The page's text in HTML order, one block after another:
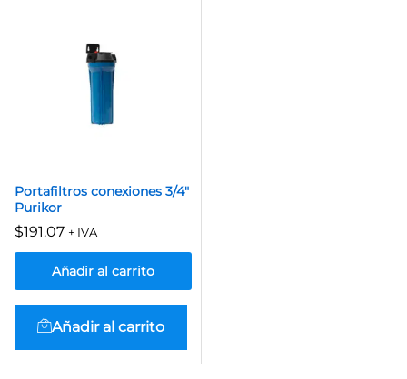
Portafiltros conexiones 3/4″
Purikor
$191.07 + IVA
Añadir al carrito
Añadir al carrito